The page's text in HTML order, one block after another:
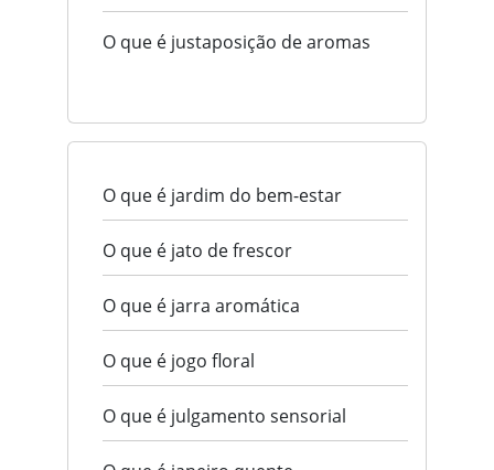
O que é justaposição de aromas
O que é jardim do bem-estar
O que é jato de frescor
O que é jarra aromática
O que é jogo floral
O que é julgamento sensorial